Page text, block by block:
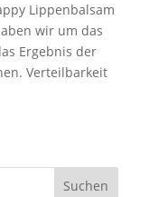
Lippenbalsam
wir um das
Ergebnis der
Verteilbarkeit